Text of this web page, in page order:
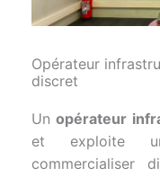
Opérateur
discret
Unopérateur
et exploite
commercialiser